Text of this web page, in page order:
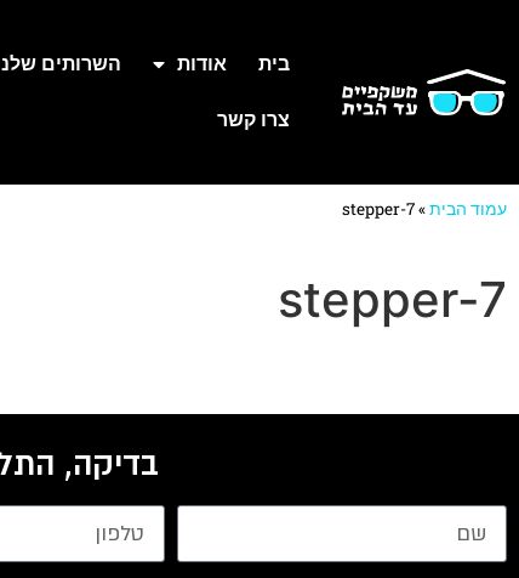
בית אודות השרותים
צרו קשר
עמוד הבית»
stepper-7
stepper-7
בדיקה,